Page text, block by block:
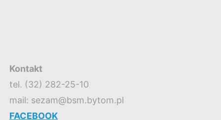
Kontakt
tel. (32) 282-25-10
mail: sezam@bsm.bytom.pl
FACEBOOK